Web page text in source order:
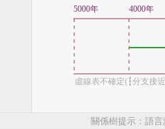
5000年 4000年
虛線表不確定(┇分支接
關係樹提示：語